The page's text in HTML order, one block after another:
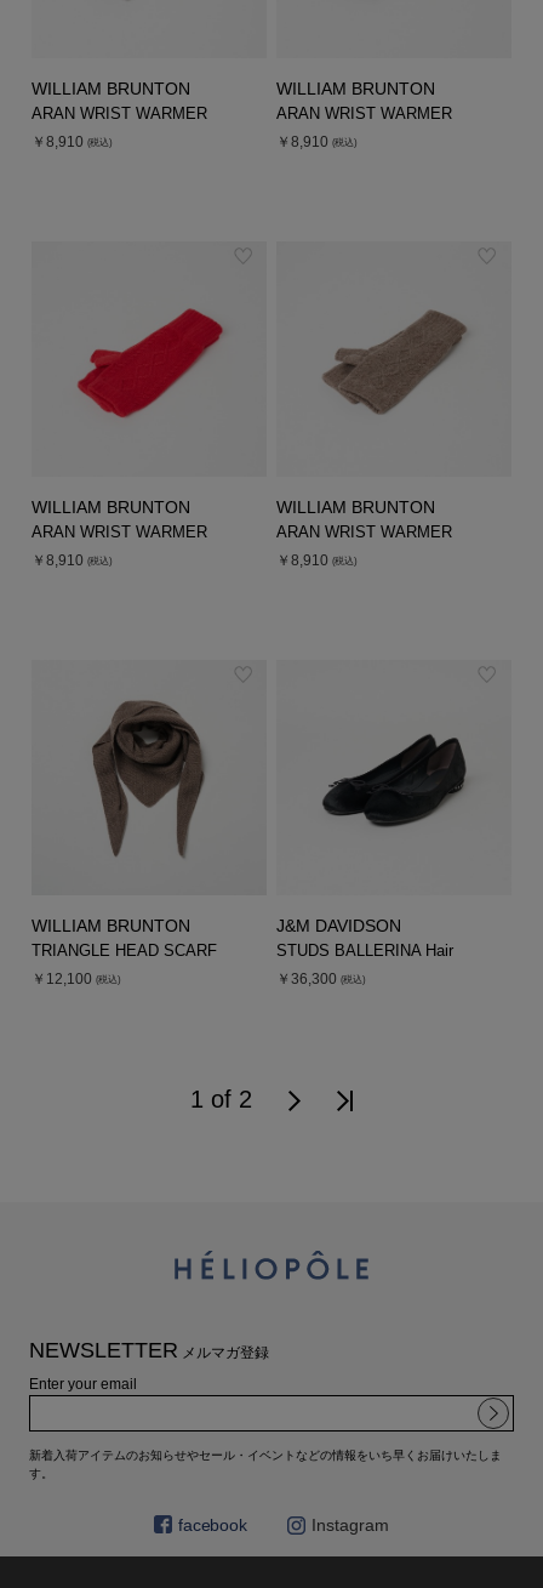
WILLIAM BRUNTON
ARAN WRIST WARMER
￥8,910 (税込)
WILLIAM BRUNTON
ARAN WRIST WARMER
￥8,910 (税込)
WILLIAM BRUNTON
ARAN WRIST WARMER
￥8,910 (税込)
WILLIAM BRUNTON
ARAN WRIST WARMER
￥8,910 (税込)
WILLIAM BRUNTON
TRIANGLE HEAD SCARF
￥12,100 (税込)
J&M DAVIDSON
STUDS BALLERINA Hair
￥36,300 (税込)
1 of 2
NEWSLETTER メルマガ登録
Enter your email
新着入荷アイテムのお知らせやセール・イベントなどの情報をいち早くお届けいたしま
す。
facebook Instagram